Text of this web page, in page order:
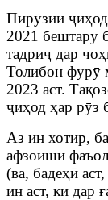
Пирӯзии
2021 бештару
тадриҷ дар
Толибон фурӯ
2023 аст.
ҷиҳод ҳар рӯз
Аз ин хотир,
афзоиши
(ва, бадеҳӣ
ин аст, ки дар